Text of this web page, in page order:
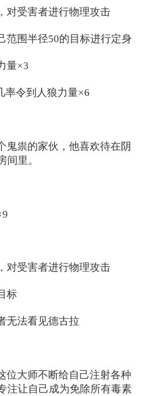
对受害者进行物理攻击
范围半径50的目标进行定身
量×3
率令到人狼力量×6
鬼祟的家伙，他喜欢待在阴
间里。
对受害者进行物理攻击
标
无法看见德古拉
位大师不断给自己注射各种
注让自己成为免除所有毒素